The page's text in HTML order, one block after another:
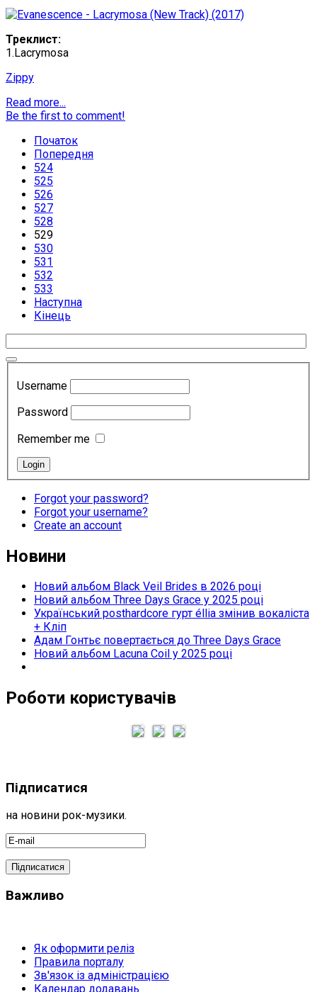
Треклист:
1.Lacrymosa
Zippy
Read more...
Be the first to comment!
Початок
Попередня
524
525
526
527
528
529
530
531
532
533
Наступна
Кінець
Username
Password
Remember me
Forgot your password?
Forgot your username?
Create an account
Новини
Новий альбом Black Veil Brides в 2026 році
Новий альбом Three Days Grace у 2025 році
Український posthardcore гурт éllia змінив вокаліста
+ Кліп
Адам Гонтьє повертається до Three Days Grace
Новий альбом Lacuna Coil у 2025 році
Роботи користувачів
Підписатися
на новини рок-музики.
Важливо
Як оформити реліз
Правила порталу
Зв'язок із адміністрацією
Календар додавань